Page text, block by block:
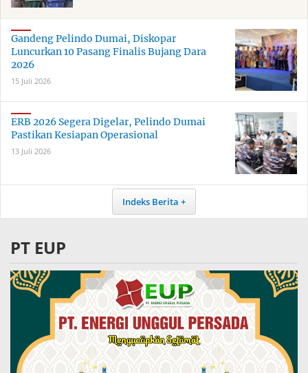
Gandeng Pelindo Dumai, Diskopar
Luncurkan 10 Pasang Finalis Bujang Dara
2026
15 Juli 2026
ERB 2026 Segera Digelar, Pelindo Dumai
Pastikan Kesiapan Operasional
13 Juli 2026
Indeks Berita
PT EUP